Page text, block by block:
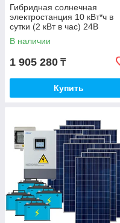
Гибридная солнечная
электростанция 10 кВт*ч в
сутки (2 кВт в час) 24В
В наличии
1 905 280 ₸
Купить